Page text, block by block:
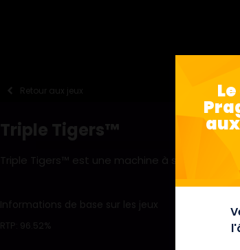
Retour aux jeux
Triple Tigers™
Triple Tigers™ est une machine à sous
Informations de base sur les jeux
RTP: 96.52%